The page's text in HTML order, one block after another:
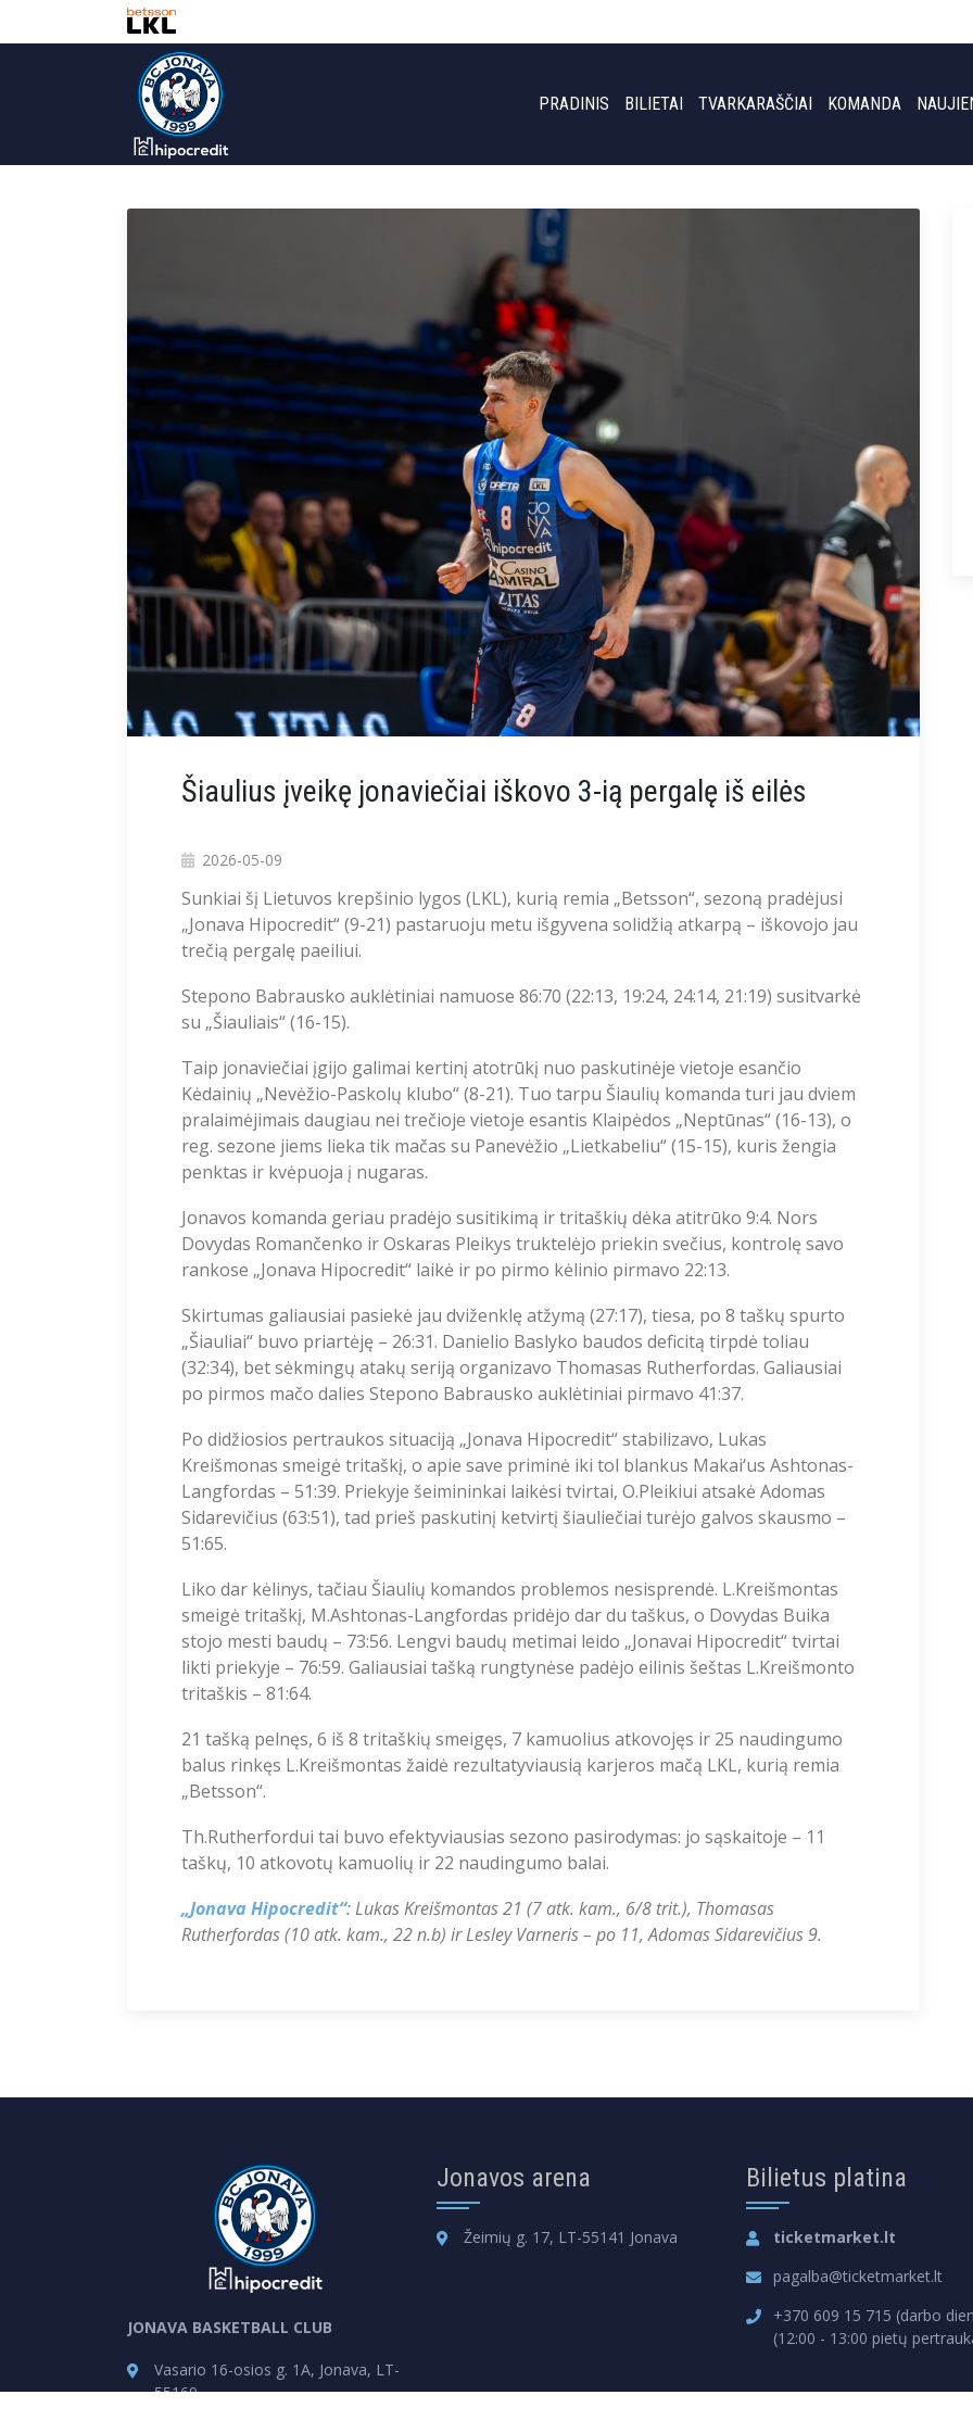
PRADINIS BILIETAI TVARKARAŠČIAI KOMANDA
Šiaulius įveikę jonaviečiai iškovo 3-ią pergalę iš eilės
2026-05-09
Sunkiai šį Lietuvos krepšinio lygos (LKL), kurią remia „Betsson“, sezoną pradėjusi
„Jonava Hipocredit“ (9-21) pastaruoju metu išgyvena solidžią atkarpą – iškovojo jau
trečią pergalę paeiliui.
Stepono Babrausko auklėtiniai namuose 86:70 (22:13, 19:24, 24:14, 21:19) susitvarkė
su „Šiauliais“ (16-15).
Taip jonaviečiai įgijo galimai kertinį atotrūkį nuo paskutinėje vietoje esančio
Kėdainių „Nevėžio-Paskolų klubo“ (8-21). Tuo tarpu Šiaulių komanda turi jau dviem
pralaimėjimais daugiau nei trečioje vietoje esantis Klaipėdos „Neptūnas“ (16-13), o
reg. sezone jiems lieka tik mačas su Panevėžio „Lietkabeliu“ (15-15), kuris žengia
penktas ir kvėpuoja į nugaras.
Jonavos komanda geriau pradėjo susitikimą ir tritaškių dėka atitrūko 9:4. Nors
Dovydas Romančenko ir Oskaras Pleikys truktelėjo priekin svečius, kontrolę savo
rankose „Jonava Hipocredit“ laikė ir po pirmo kėlinio pirmavo 22:13.
Skirtumas galiausiai pasiekė jau dviženklę atžymą (27:17), tiesa, po 8 taškų spurto
„Šiauliai“ buvo priartėję – 26:31. Danielio Baslyko baudos deficitą tirpdė toliau
(32:34), bet sėkmingų atakų seriją organizavo Thomasas Rutherfordas. Galiausiai
po pirmos mačo dalies Stepono Babrausko auklėtiniai pirmavo 41:37.
Po didžiosios pertraukos situaciją „Jonava Hipocredit“ stabilizavo, Lukas
Kreišmonas smeigė tritaškį, o apie save priminė iki tol blankus Makai‘us Ashtonas-
Langfordas – 51:39. Priekyje šeimininkai laikėsi tvirtai, O.Pleikiui atsakė Adomas
Sidarevičius (63:51), tad prieš paskutinį ketvirtį šiauliečiai turėjo galvos skausmo –
51:65.
Liko dar kėlinys, tačiau Šiaulių komandos problemos nesisprendė. L.Kreišmontas
smeigė tritaškį, M.Ashtonas-Langfordas pridėjo dar du taškus, o Dovydas Buika
stojo mesti baudų – 73:56. Lengvi baudų metimai leido „Jonavai Hipocredit“ tvirtai
likti priekyje – 76:59. Galiausiai tašką rungtynėse padėjo eilinis šeštas L.Kreišmonto
tritaškis – 81:64.
21 tašką pelnęs, 6 iš 8 tritaškių smeigęs, 7 kamuolius atkovojęs ir 25 naudingumo
balus rinkęs L.Kreišmontas žaidė rezultatyviausią karjeros mačą LKL, kurią remia
„Betsson“.
Th.Rutherfordui tai buvo efektyviausias sezono pasirodymas: jo sąskaitoje – 11
taškų, 10 atkovotų kamuolių ir 22 naudingumo balai.
„Jonava Hipocredit“: Lukas Kreišmontas 21 (7 atk. kam., 6/8 trit.), Thomasas
Rutherfordas (10 atk. kam., 22 n.b) ir Lesley Varneris – po 11, Adomas Sidarevičius 9.
JONAVA BASKETBALL CLUB
Vasario 16-osios g. 1A, Jonava, LT-
55169
Jonavos arena
Žeimių g. 17, LT-55141 Jonava
Bilietus platina
ticketmarket.lt
pagalba@ticketmarket.lt
+370 609 15 715 (darbo
(12:00 - 13:00 pietų